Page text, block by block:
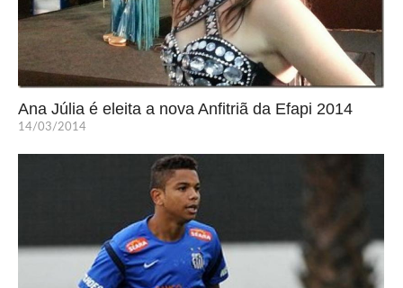
Ana Júlia é eleita a nova Anfitriã da Efapi 2014
14/03/2014